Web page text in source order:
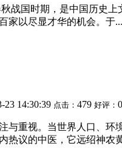
战国时期，是中国历史
家以尽显才华的机会。于...
23 14:30:39 点击： 479 好评： 0
与重视。当世界人口、
热议的中医，它远绍神农